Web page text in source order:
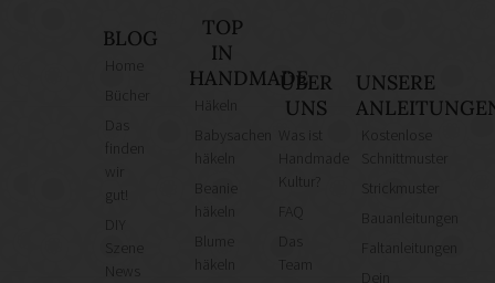
BLOG
finden
gut!
News
TOP
IN
HANDMADE
häkeln
häkeln
ÜBER
UNS
Was ist
Kultur?
Team
UNSERE
Kostenlose
Schnittmuster
Strickmuster
Bauanleitungen
Faltanleitungen